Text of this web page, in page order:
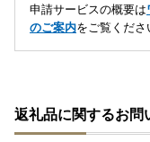
申請サービスの概要は
のご案内をご覧くださ
返礼品に関するお問